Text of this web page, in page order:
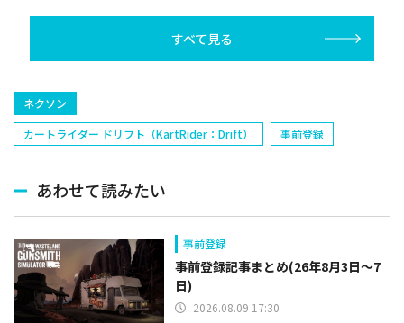
すべて見る
ネクソン
カートライダー ドリフト（KartRider：Drift）
事前登録
あわせて読みたい
事前登録
事前登録記事まとめ(26年8月3日～7
日)
2026.08.09 17:30